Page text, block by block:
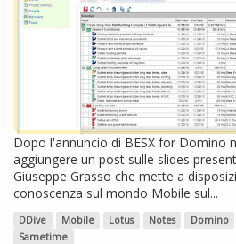
Dopo l'annuncio di BESX for Domino
aggiungere un post sulle slides
Giuseppe Grasso che mette a
conoscenza sul mondo Mobile sul...
DDive Mobile Lotus Notes Domino
Sametime